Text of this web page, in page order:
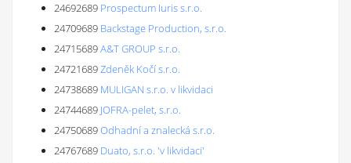
24692689 Prospectum Iuris s.r.o.
24709689 Backstage Production, s.r.o.
24715689A&T GROUP s.r.o.
24721689Zdeněk Kočí s.r.o.
24738689 MULIGAN s.r.o. v likvidaci
24744689 JOFRA-pelet, s.r.o.
24750689Odhadní a znalecká s.r.o.
24767689 Duato, s.r.o. 'v likvidaci'